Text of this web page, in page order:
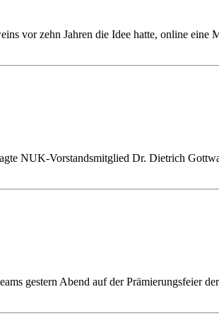
vor zehn Jahren die Idee hatte, online eine
NUK-Vorstandsmitglied Dr. Dietrich
gestern Abend auf der Prämierungsfeier